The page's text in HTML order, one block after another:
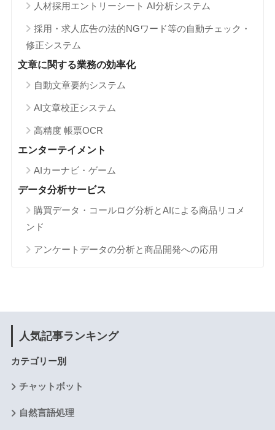
人材採用エントリーシート AI分析システム
採用・求人広告の法的NGワード等の自動チェック・
修正システム
文章に関する業務の効率化
自動文章要約システム
AI文章校正システム
高精度 帳票OCR
エンターテイメント
AIカーナビ・ゲーム
データ分析サービス
購買データ・コールログ分析とAIによる商品リコメ
ンド
アンケートデータの分析と商品開発への応用
人気記事ランキング
カテゴリー別
チャットボット
自然言語処理